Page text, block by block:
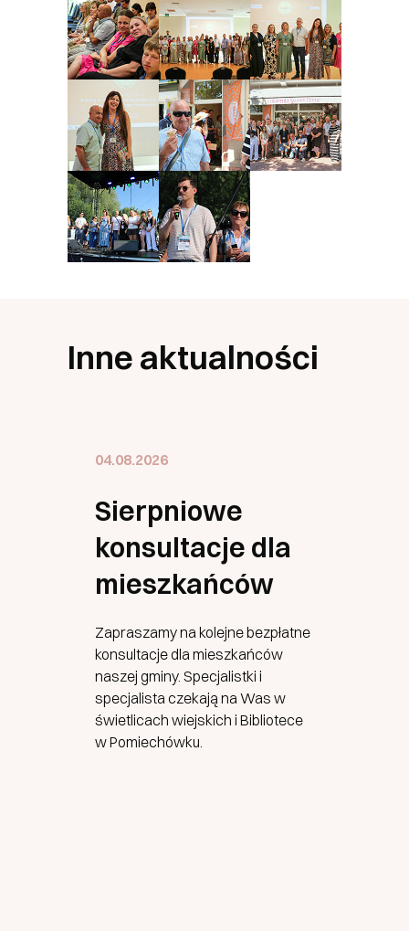
Inne aktualności
04.08.2026
Sierpniowe
konsultacje dla
mieszkańców
Zapraszamy na kolejne bezpłatne
konsultacje dla mieszkańców
naszej gminy. Specjalistki i
specjalista czekają na Was w
świetlicach wiejskich i Bibliotece
w Pomiechówku.